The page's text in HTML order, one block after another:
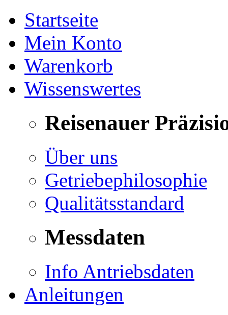
Startseite
Mein Konto
Warenkorb
Wissenswertes
Reisenauer
Über uns
Getriebephilosophie
Qualitätsstandard
Messdaten
Info Antriebsdaten
Anleitungen